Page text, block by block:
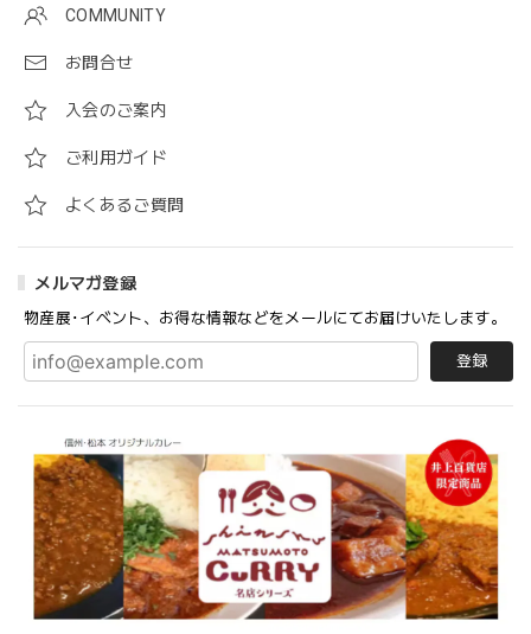
COMMUNITY
お問合せ
入会のご案内
ご利用ガイド
よくあるご質問
メルマガ登録
物産展･イベント、お得な情報などをメールにてお届けいたします。
登録